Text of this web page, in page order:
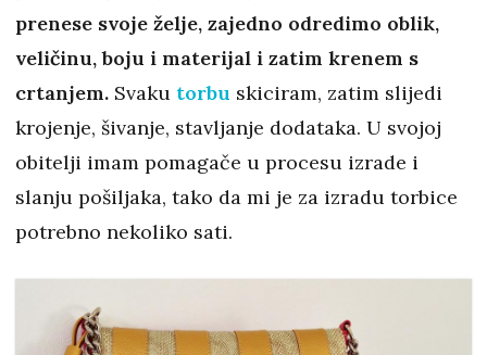
prenese svoje želje, zajedno odredimo oblik,
veličinu, boju i materijal i zatim krenem s
crtanjem. Svaku torbu skiciram, zatim slijedi
krojenje, šivanje, stavljanje dodataka. U svojoj
obitelji imam pomagače u procesu izrade i
slanju pošiljaka, tako da mi je za izradu torbice
potrebno nekoliko sati.